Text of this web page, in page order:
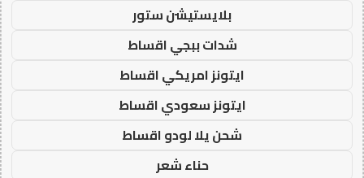
بلايستيشن ستور
شدات ببجي اقساط
ايتونز امريكي اقساط
ايتونز سعودي اقساط
شحن يلا لودو اقساط
حناء شعر